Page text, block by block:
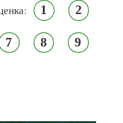
1 2
7 8 9